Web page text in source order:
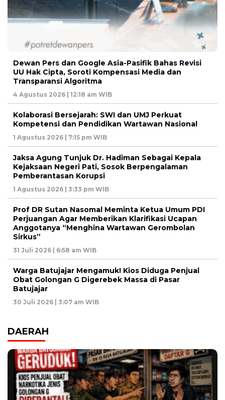
Dewan Pers dan Google Asia-Pasifik Bahas Revisi
UU Hak Cipta, Soroti Kompensasi Media dan
Transparansi Algoritma
4 Agustus 2026 | 12:18 am WIB
Kolaborasi Bersejarah: SWI dan UMJ Perkuat
Kompetensi dan Pendidikan Wartawan Nasional
1 Agustus 2026 | 7:15 pm WIB
Jaksa Agung Tunjuk Dr. Hadiman Sebagai Kepala
Kejaksaan Negeri Pati, Sosok Berpengalaman
Pemberantasan Korupsi
1 Agustus 2026 | 3:33 pm WIB
Prof DR Sutan Nasomal Meminta Ketua Umum PDI
Perjuangan Agar Memberikan Klarifikasi Ucapan
Anggotanya “Menghina Wartawan Gerombolan
Sirkus”
31 Juli 2026 | 6:58 am WIB
Warga Batujajar Mengamuk! Kios Diduga Penjual
Obat Golongan G Digerebek Massa di Pasar
Batujajar
30 Juli 2026 | 3:07 am WIB
DAERAH